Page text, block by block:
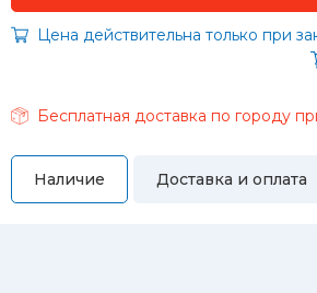
Бесплатная доставка по городу
Цена действительна только при
Наличие Доставка и оплата